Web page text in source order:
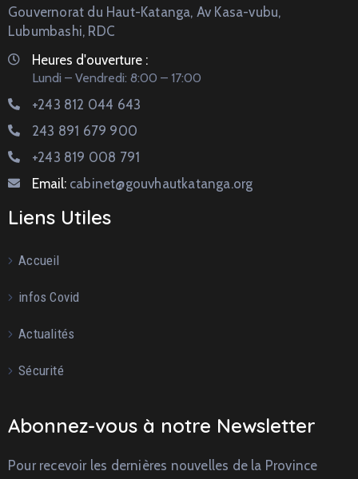
Gouvernorat du Haut-Katanga, Av Kasa-vubu,
Lubumbashi, RDC
Heures d'ouverture :
Lundi – Vendredi: 8:00 – 17:00
+243 812 044 643
243 891 679 900
+243 819 008 791
Email: cabinet@gouvhautkatanga.org
Liens Utiles
Accueil
infos Covid
Actualités
Sécurité
Abonnez-vous à notre Newsletter
Pour recevoir les dernières nouvelles de la Province